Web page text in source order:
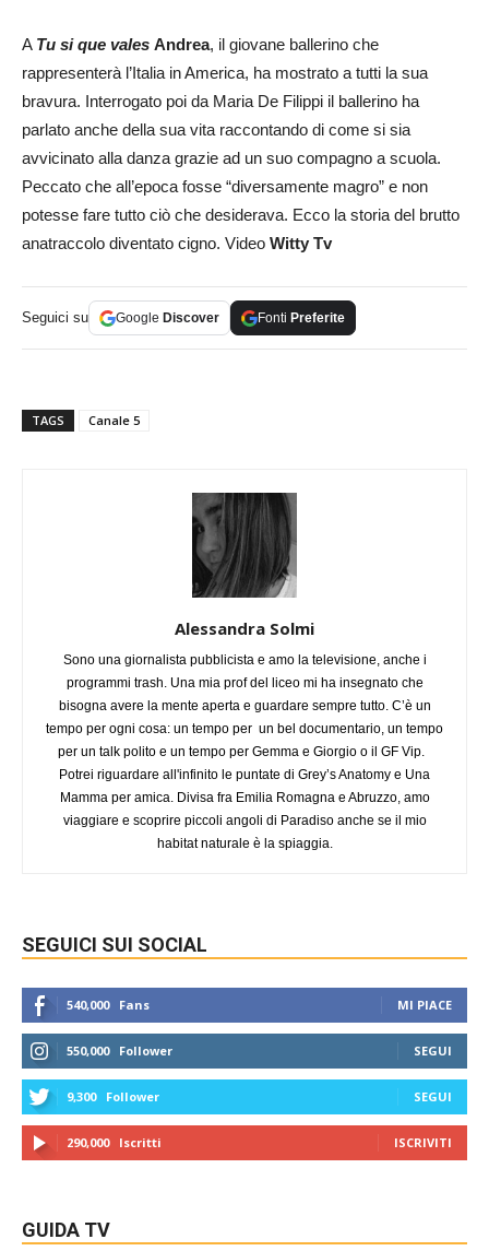
A Tu si que vales Andrea, il giovane ballerino che
rappresenterà l’Italia in America, ha mostrato a tutti la sua
bravura. Interrogato poi da Maria De Filippi il ballerino ha
parlato anche della sua vita raccontando di come si sia
avvicinato alla danza grazie ad un suo compagno a scuola.
Peccato che all’epoca fosse “diversamente magro” e non
potesse fare tutto ciò che desiderava. Ecco la storia del brutto
anatraccolo diventato cigno. Video Witty Tv
Seguici su Google Discover Fonti Preferite
TAGS Canale 5
Alessandra Solmi
Sono una giornalista pubblicista e amo la televisione, anche i
programmi trash. Una mia prof del liceo mi ha insegnato che
bisogna avere la mente aperta e guardare sempre tutto. C’è un
tempo per ogni cosa: un tempo per un bel documentario, un tempo
per un talk polito e un tempo per Gemma e Giorgio o il GF Vip.
Potrei riguardare all'infinito le puntate di Grey’s Anatomy e Una
Mamma per amica. Divisa fra Emilia Romagna e Abruzzo, amo
viaggiare e scoprire piccoli angoli di Paradiso anche se il mio
habitat naturale è la spiaggia.
SEGUICI SUI SOCIAL
540,000 Fans MI PIACE
550,000 Follower SEGUI
9,300 Follower SEGUI
290,000 Iscritti ISCRIVITI
GUIDA TV